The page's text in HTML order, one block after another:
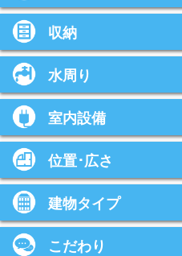
収納
水周り
室内設備
位置･広さ
建物タイプ
こだわり